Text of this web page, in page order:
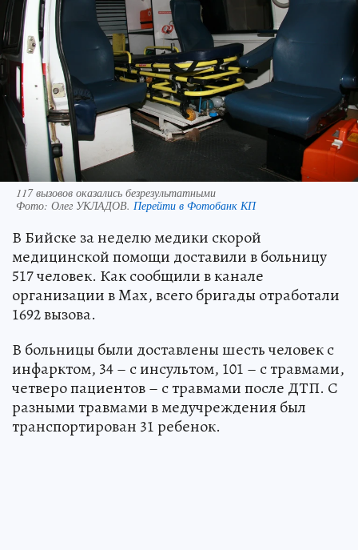
117 вызовов оказались безрезультатными
Фото: Олег УКЛАДОВ. Перейти в Фотобанк КП
В Бийске за неделю медики скорой
медицинской помощи доставили в больницу
517 человек. Как сообщили в канале
организации в Max, всего бригады отработали
1692 вызова.
В больницы были доставлены шесть человек с
инфарктом, 34 – с инсультом, 101 – с травмами,
четверо пациентов – с травмами после ДТП. С
разными травмами в медучреждения был
транспортирован 31 ребенок.